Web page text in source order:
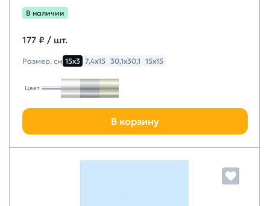
В наличии
177 ₽ / шт.
Размер, см 15х3 7,4х15 30,1х30,1 15х15
Цвет
В корзину